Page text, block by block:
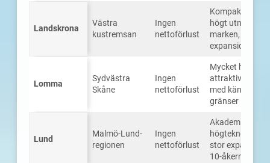
Landskrona
Västra
kustremsan
Ingen
nettoförlust
Kompakt
högt
marken,
expansionsytor
Lomma
Sydvästra
Skåne
Ingen
nettoförlust
Mycket högt
attraktivt
med känsliga
gränser
Lund
Malmö-Lund-
regionen
Ingen
nettoförlust
Akademiskt och
stor expansion
10-åkermark